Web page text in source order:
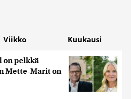
Viikko Kuukausi
on pelkkä
Mette-Marit on